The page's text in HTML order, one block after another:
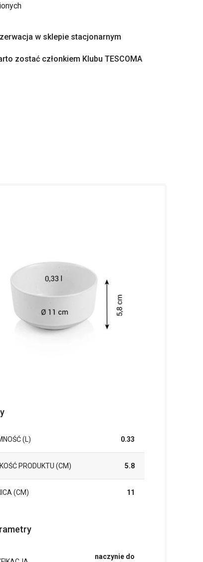
w sklepie stacjonarnym
zostać członkiem Klubu TESCOMA
(L) 0.33
PRODUKTU (CM) 5.8
(CM) 11
naczynie do